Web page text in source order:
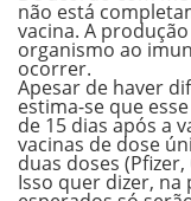
não está
vacina. A
organismo ao
ocorrer.
Apesar de haver
estima-se que
de 15 dias após a
vacinas de dose
duas doses
Isso quer dizer,